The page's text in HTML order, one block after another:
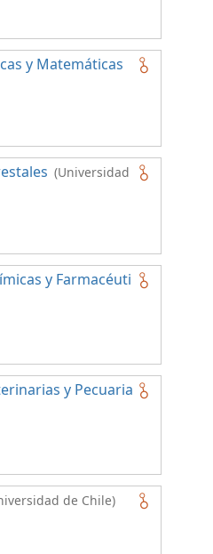
y Matemáticas
(Universidad
y Farmacéuti
y Pecuaria
de Chile)